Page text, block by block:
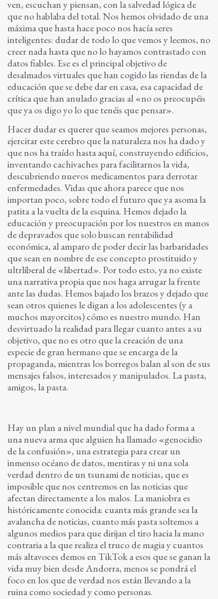
ven, escuchan y piensan, con la salvedad lógica de
que no hablaba del total. Nos hemos olvidado de una
máxima que hasta hace poco nos hacía seres
inteligentes: dudar de todo lo que vemos y leemos, no
creer nada hasta que no lo hayamos contrastado con
datos fiables. Ese es el principal objetivo de
desalmados virtuales que han cogido las riendas de la
educación que se debe dar en casa, esa capacidad de
crítica que han anulado gracias al «no os preocupéis
que ya os digo yo lo que tenéis que pensar».
Hacer dudar es querer que seamos mejores personas,
ejercitar este cerebro que la naturaleza nos ha dado y
que nos ha traído hasta aquí, construyendo edificios,
inventando cachivaches para facilitarnos la vida,
descubriendo nuevos medicamentos para derrotar
enfermedades. Vidas que ahora parece que nos
importan poco, sobre todo el futuro que ya asoma la
patita a la vuelta de la esquina. Hemos dejado la
educación y preocupación por los nuestros en manos
de depravados que solo buscan rentabilidad
económica, al amparo de poder decir las barbaridades
que sean en nombre de ese concepto prostituido y
ultrliberal de «libertad». Por todo esto, ya no existe
una narrativa propia que nos haga arrugar la frente
ante las dudas. Hemos bajado los brazos y dejado que
sean otros quienes le digan a los adolescentes (y a
muchos mayorcitos) cómo es nuestro mundo. Han
desvirtuado la realidad para llegar cuanto antes a su
objetivo, que no es otro que la creación de una
especie de gran hermano que se encarga de la
propaganda, mientras los borregos balan al son de sus
mensajes falsos, interesados y manipulados. La pasta,
amigos, la pasta.
Hay un plan a nivel mundial que ha dado forma a
una nueva arma que alguien ha llamado «genocidio
de la confusión», una estrategia para crear un
inmenso océano de datos, mentiras y ni una sola
verdad dentro de un tsunami de noticias, que es
imposible que nos centremos en las noticias que
afectan directamente a los malos. La maniobra es
históricamente conocida: cuanta más grande sea la
avalancha de noticias, cuanto más pasta soltemos a
algunos medios para que dirijan el tiro hacia la mano
contraria a la que realiza el truco de magia y cuantos
más altavoces demos en TikTok a esos que se ganan la
vida muy bien desde Andorra, menos se pondrá el
foco en los que de verdad nos están llevando a la
ruina como sociedad y como personas.